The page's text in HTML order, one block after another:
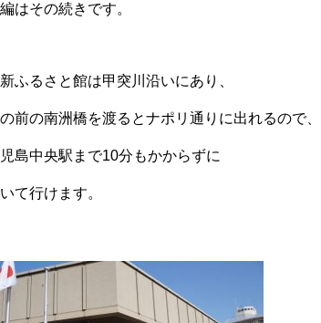
はその続きです。
ふるさと館は甲突川沿いにあり、
前の南洲橋を渡るとナポリ通りに出れるので、
島中央駅まで10分もかからずに
て行けます。